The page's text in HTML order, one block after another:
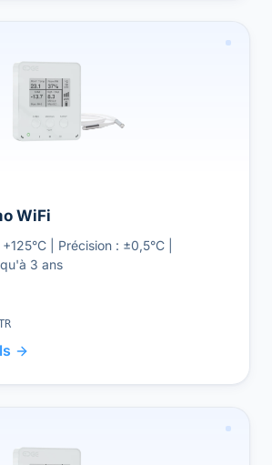
WiFi
| Précision : ±0,5°C |
3 ans